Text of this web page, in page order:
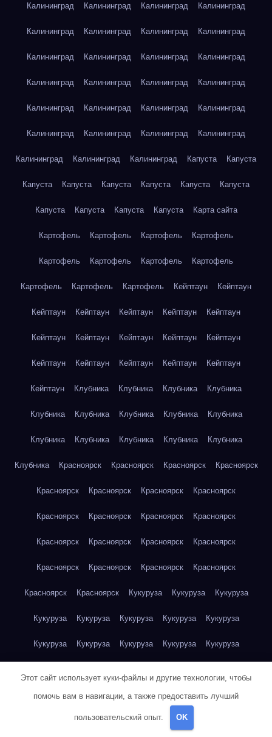
Калининград Калининград Калининград Калининград
Калининград Калининград Калининград Калининград
Калининград Калининград Калининград Калининград
Калининград Калининград Калининград Калининград
Калининград Калининград Калининград Калининград
Калининград Калининград Калининград Калининград
Калининград Калининград Калининград Капуста Капуста
Капуста Капуста Капуста Капуста Капуста Капуста
Капуста Капуста Капуста Капуста Карта сайта
Картофель Картофель Картофель Картофель
Картофель Картофель Картофель Картофель
Картофель Картофель Картофель Кейптаун Кейптаун
Кейптаун Кейптаун Кейптаун Кейптаун Кейптаун
Кейптаун Кейптаун Кейптаун Кейптаун Кейптаун
Кейптаун Кейптаун Кейптаун Кейптаун Кейптаун
Кейптаун Клубника Клубника Клубника Клубника
Клубника Клубника Клубника Клубника Клубника
Клубника Клубника Клубника Клубника Клубника
Клубника Красноярск Красноярск Красноярск Красноярск
Красноярск Красноярск Красноярск Красноярск
Красноярск Красноярск Красноярск Красноярск
Красноярск Красноярск Красноярск Красноярск
Красноярск Красноярск Красноярск Красноярск
Красноярск Красноярск Кукуруза Кукуруза Кукуруза
Кукуруза Кукуруза Кукуруза Кукуруза Кукуруза
Кукуруза Кукуруза Кукуруза Кукуруза Кукуруза
Куриная грудка Куриная грудка Куриная грудка
Куриная грудка Куриная грудка Куриная грудка
Этот сайт использует куки-файлы и другие технологии, чтобы
помочь вам в навигации, а также предоставить лучший
пользовательский опыт. OK